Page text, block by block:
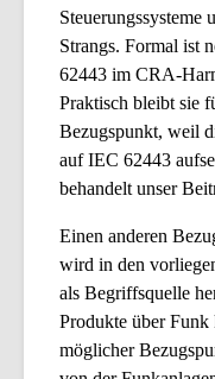
Steuerungssysteme
Strangs. Formal ist
62443 im CRA-
Praktisch bleibt sie
Bezugspunkt, weil
auf IEC 62443
behandelt unser
Einen anderen
wird in den
als Begriffsquelle
Produkte über
möglicher